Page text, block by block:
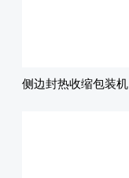
侧边封热收缩包装机